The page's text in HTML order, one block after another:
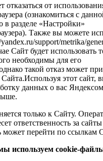
отказаться от
(ознакомиться с
разделе «Настройки»
Также вы можете
support/metrika/
Сайт будет использовать
необходимы для его
такой отказ может
этот сайт,
данных о вас
только к Сайту.
ответственность за
может перейти по ссылкам
используем cookie-